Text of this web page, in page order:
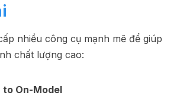
nhiều công cụ mạnh mẽ để giúp
chất lượng cao:
to On-Model